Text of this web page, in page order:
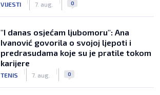
VIJESTI 7. aug. 0
"I danas osjećam ljubomoru": Ana
Ivanović govorila o svojoj ljepoti i
predrasudama koje su je pratile tokom
karijere
TENIS
|
7. aug.
| 0